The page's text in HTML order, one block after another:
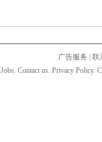
广告服务
联
Jobs. Contact us. Privacy Policy.